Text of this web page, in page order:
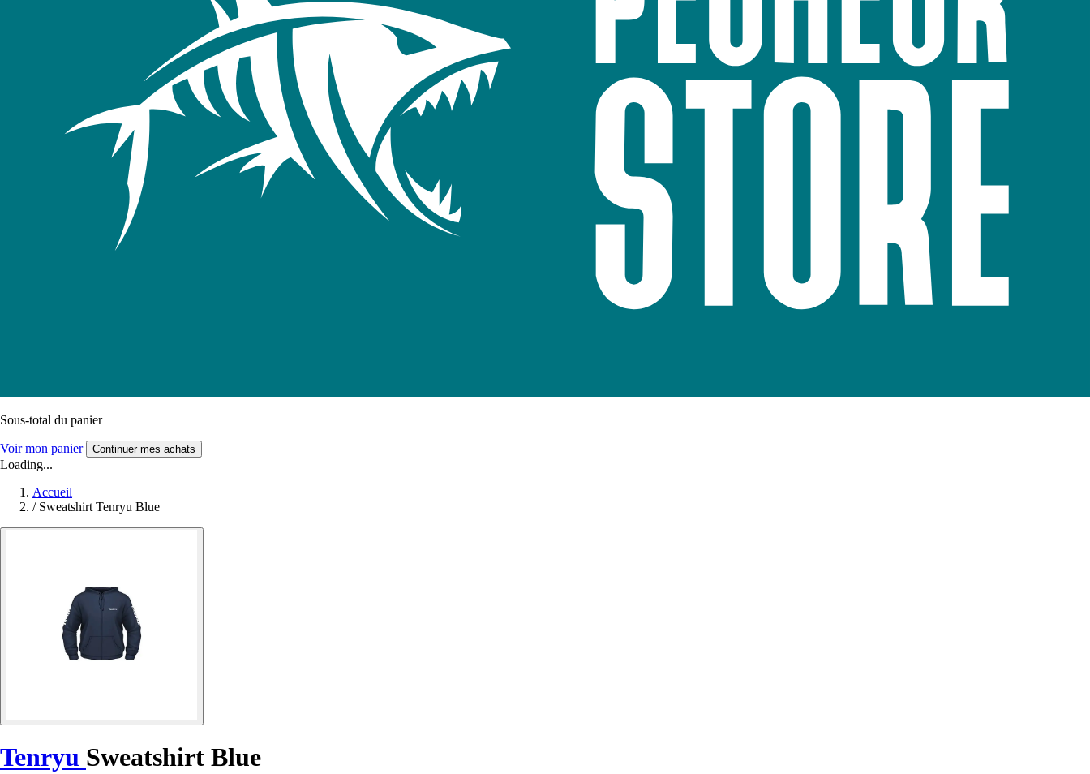
Sous-total du panier
Voir mon panier Continuer mes achats
Loading...
Accueil
/ Sweatshirt Tenryu Blue
Tenryu Sweatshirt Blue